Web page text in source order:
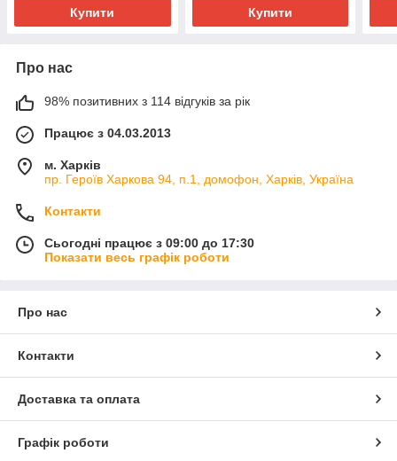
Купити Купити
Про нас
98% позитивних з 114 відгуків за рік
Працює з 04.03.2013
м. Харків
пр. Героїв Харкова 94, п.1, домофон, Харків, Україна
Контакти
Сьогодні працює з 09:00 до 17:30
Показати весь графік роботи
Про нас
Контакти
Доставка та оплата
Графік роботи